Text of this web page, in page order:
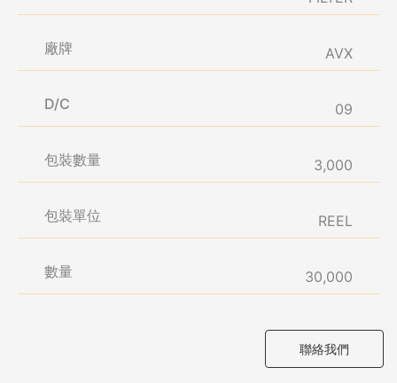
廠牌 AVX
D/C 09
包裝數量 3,000
包裝單位 REEL
數量 30,000
聯絡我們